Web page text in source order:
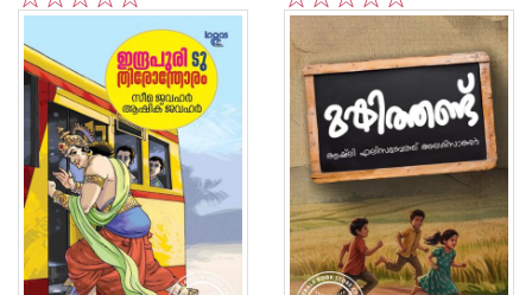
5
4
3
2
1 5
4
3
2
1